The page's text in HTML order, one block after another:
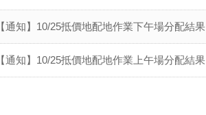
【通知】10/25抵價地配地作業下午場分配結果
【通知】10/25抵價地配地作業上午場分配結果